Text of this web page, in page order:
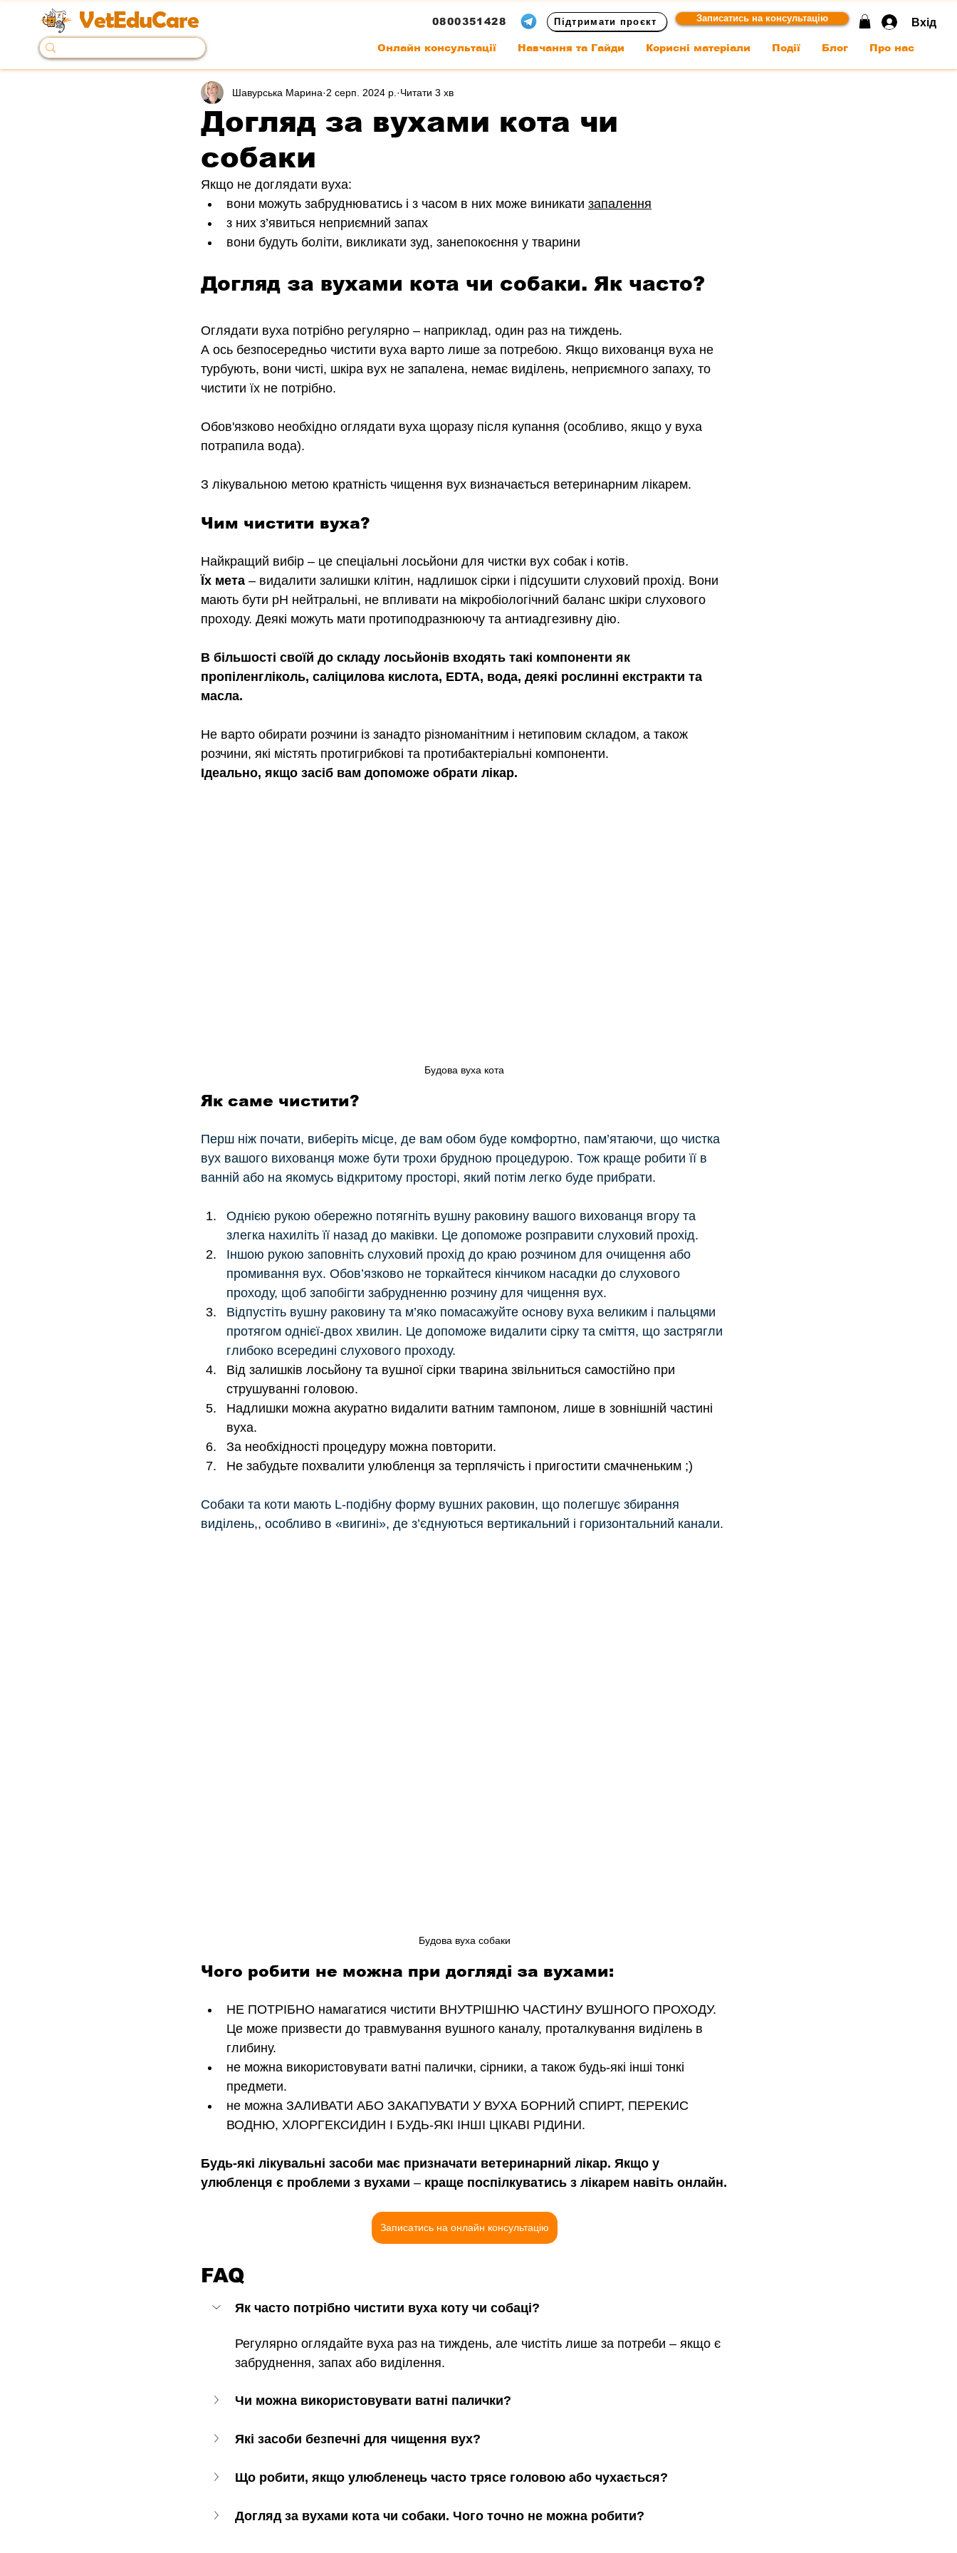
VetEduCare 0800351428 Підтримати проєкт Записатись на консультацію Вхід
Онлайн консультації Навчання та Гайди Корисні матеріали Події Блог Про нас
Догляд за вухами кота чи
собаки
Шавурська Марина 2 серп. 2024 р. Читати 3 хв
Якщо не доглядати вуха:
вони можуть забруднюватись і з часом в них може виникати запалення
з них з’явиться неприємний запах
вони будуть боліти, викликати зуд, занепокоєння у тварини
Догляд за вухами кота чи собаки. Як часто?
Оглядати вуха потрібно регулярно – наприклад, один раз на тиждень.
А ось безпосередньо чистити вуха варто лише за потребою. Якщо вихованця вуха не
турбують, вони чисті, шкіра вух не запалена, немає виділень, неприємного запаху, то
чистити їх не потрібно.
Обов'язково необхідно оглядати вуха щоразу після купання (особливо, якщо у вуха
потрапила вода).
З лікувальною метою кратність чищення вух визначається ветеринарним лікарем.
Чим чистити вуха?
Найкращий вибір – це спеціальні лосьйони для чистки вух собак і котів.
Їх мета – видалити залишки клітин, надлишок сірки і підсушити слуховий прохід. Вони
мають бути рН нейтральні, не впливати на мікробіологічний баланс шкіри слухового
проходу. Деякі можуть мати протиподразнюючу та антиадгезивну дію.
В більшості своїй до складу лосьйонів входять такі компоненти як
пропіленгліколь, саліцилова кислота, EDTA, вода, деякі рослинні екстракти та
масла.
Не варто обирати розчини із занадто різноманітним і нетиповим складом, а також
розчини, які містять протигрибкові та протибактеріальні компоненти.
Ідеально, якщо засіб вам допоможе обрати лікар.
Будова вуха кота
Як саме чистити?
Перш ніж почати, виберіть місце, де вам обом буде комфортно, пам’ятаючи, що чистка
вух вашого вихованця може бути трохи брудною процедурою. Тож краще робити її в
ванній або на якомусь відкритому просторі, який потім легко буде прибрати.
Однією рукою обережно потягніть вушну раковину вашого вихованця вгору та
злегка нахиліть її назад до маківки. Це допоможе розправити слуховий прохід.
Іншою рукою заповніть слуховий прохід до краю розчином для очищення або
промивання вух. Обов’язково не торкайтеся кінчиком насадки до слухового
проходу, щоб запобігти забрудненню розчину для чищення вух.
Відпустіть вушну раковину та м’яко помасажуйте основу вуха великим і пальцями
протягом однієї-двох хвилин. Це допоможе видалити сірку та сміття, що застрягли
глибоко всередині слухового проходу.
Від залишків лосьйону та вушної сірки тварина звільниться самостійно при
струшуванні головою.
Надлишки можна акуратно видалити ватним тампоном, лише в зовнішній частині
вуха.
За необхідності процедуру можна повторити.
Не забудьте похвалити улюбленця за терплячість і пригостити смачненьким ;)
Собаки та коти мають L-подібну форму вушних раковин, що полегшує збирання
виділень,, особливо в «вигині», де з’єднуються вертикальний і горизонтальний канали.
Будова вуха собаки
Чого робити не можна при догляді за вухами:
НЕ ПОТРІБНО намагатися чистити ВНУТРІШНЮ ЧАСТИНУ ВУШНОГО ПРОХОДУ.
Це може призвести до травмування вушного каналу, проталкування виділень в
глибину.
не можна використовувати ватні палички, сірники, а також будь-які інші тонкі
предмети.
не можна ЗАЛИВАТИ АБО ЗАКАПУВАТИ У ВУХА БОРНИЙ СПИРТ, ПЕРЕКИС
ВОДНЮ, ХЛОРГЕКСИДИН І БУДЬ-ЯКІ ІНШІ ЦІКАВІ РІДИНИ.
Будь-які лікувальні засоби має призначати ветеринарний лікар. Якщо у
улюбленця є проблеми з вухами – краще поспілкуватись з лікарем навіть онлайн.
Записатись на онлайн консультацію
FAQ
Як часто потрібно чистити вуха коту чи собаці?
Регулярно оглядайте вуха раз на тиждень, але чистіть лише за потреби – якщо є
забруднення, запах або виділення.
Чи можна використовувати ватні палички?
Які засоби безпечні для чищення вух?
Що робити, якщо улюбленець часто трясе головою або чухається?
Догляд за вухами кота чи собаки. Чого точно не можна робити?